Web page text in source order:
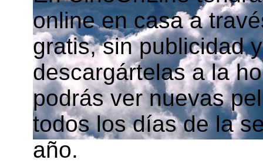
online en casa a
gratis, sin publicidad
descargártelas a la
podrás ver nuevas
todos los días de la
año.